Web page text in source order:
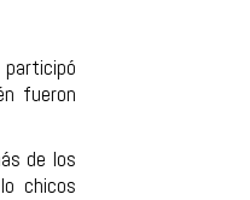
fueron
de los
chicos